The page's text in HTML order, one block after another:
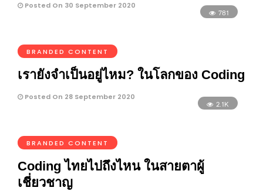
Posted On 30 September 2020
781
BRANDED CONTENT
เรายังจำเป็นอยู่ไหม? ในโลกของ Coding
Posted On 28 September 2020
2.1K
BRANDED CONTENT
Coding ไทยไปถึงไหน ในสายตาผู้
เชี่ยวชาญ